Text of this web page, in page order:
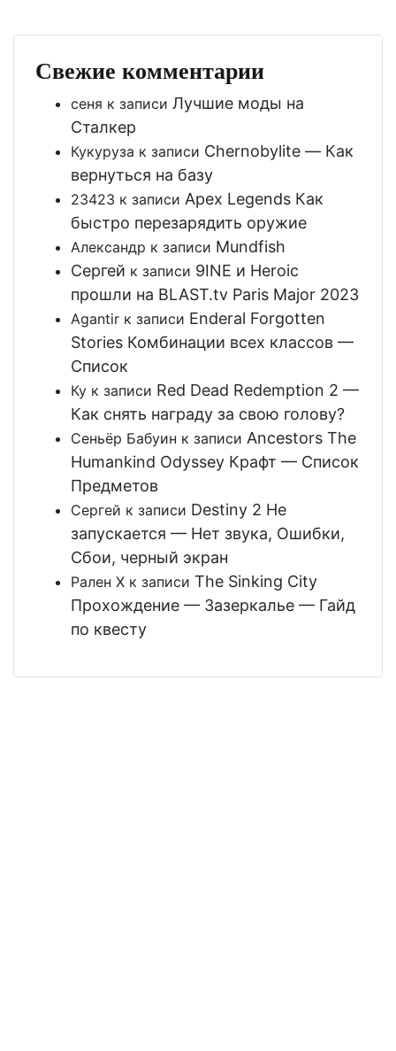
Свежие комментарии
сеня к записи Лучшие моды на
Сталкер
Кукуруза к записи Chernobylite — Как
вернуться на базу
23423 к записи Apex Legends Как
быстро перезарядить оружие
Александр к записи Mundfish
Сергей к записи 9INE и Heroic
прошли на BLAST.tv Paris Major 2023
Agantir к записи Enderal Forgotten
Stories Комбинации всех классов —
Список
Ку к записи Red Dead Redemption 2 —
Как снять награду за свою голову?
Сеньёр Бабуин к записи Ancestors The
Humankind Odyssey Крафт — Список
Предметов
Сергей к записи Destiny 2 Не
запускается — Нет звука, Ошибки,
Сбои, черный экран
Рален Х к записи The Sinking City
Прохождение — Зазеркалье — Гайд
по квесту